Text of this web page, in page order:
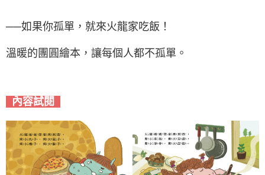
──如果你孤單，就來火龍家吃飯！
溫暖的團圓繪本，讓每個人都不孤單。
內容試閱